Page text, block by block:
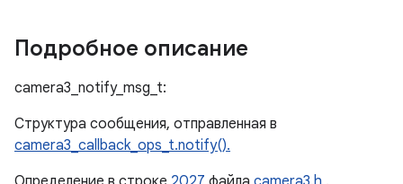
Подробное описание
camera3_notify_msg_t:
Структура сообщения, отправленная в
camera3_callback_ops_t.notify().